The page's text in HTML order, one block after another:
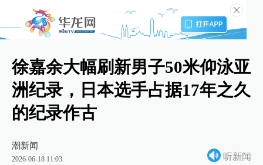
徐嘉余大幅刷新男子50米仰泳亚
洲纪录，日本选手占据17年之久
的纪录作古
潮新闻
2026-06-18 11:03 听新闻